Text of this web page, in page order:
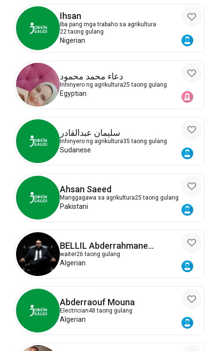
Ihsan
Iba pang mga trabaho sa agrikultura
22 taong gulang
Nigerian
دعاء محمد محمود
Inhinyero ng agrikultura25 taong gulang
Egyptian
سليمان عبدالقادر
Inhinyero ng agrikultura35 taong gulang
Sudanese
Ahsan Saeed
Manggagawa sa agrikultura25 taong gulang
Pakistani
BELLIL Abderrahmane
Abdelkader
waiter26 taong gulang
Algerian
Abderraouf Mouna
Electrician48 taong gulang
Algerian